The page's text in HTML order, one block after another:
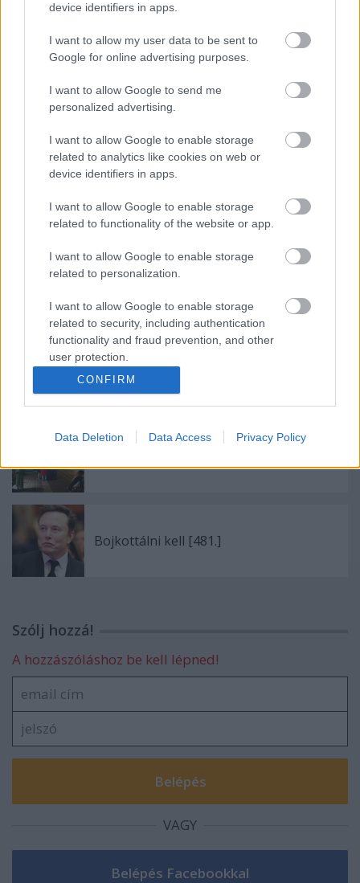
device identifiers in apps.
I want to allow my user data to be sent to
Google for online advertising purposes.
I want to allow Google to send me
personalized advertising.
I want to allow Google to enable storage
related to analytics like cookies on web or
device identifiers in apps.
I want to allow Google to enable storage
related to functionality of the website or app.
I want to allow Google to enable storage
related to personalization.
I want to allow Google to enable storage
related to security, including authentication
functionality and fraud prevention, and other
user protection.
CONFIRM
Data Deletion Data Access Privacy Policy
Címkék:internet napelem testvérváros nevers
Ajánlott bejegyzések:
Ütköző fejekben… [486.]
Nincsenek felkészülve [484.]
Bojkottálni kell [481.]
Szólj hozzá!
A hozzászóláshoz be kell lépned!
VAGY